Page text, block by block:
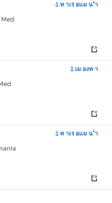
ท าเร อแม น ำ
Med
เม องท า
ท าเร อแม น ำ